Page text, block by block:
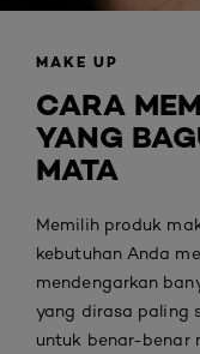
MAKE UP
CARA
YANG
MATA
Memilih produk
kebutuhan Anda
mendengarkan
yang dirasa paling
untuk benar-benar